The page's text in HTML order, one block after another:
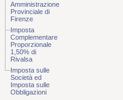
Amministrazione
Provinciale di
Firenze
Imposta
Complementare
Proporzionale
1,50% di
Rivalsa
Imposta sulle
Società ed
Imposta sulle
Obbligazioni